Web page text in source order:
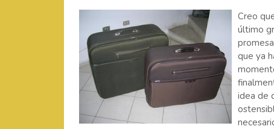
Creo
último
que ya
idea de